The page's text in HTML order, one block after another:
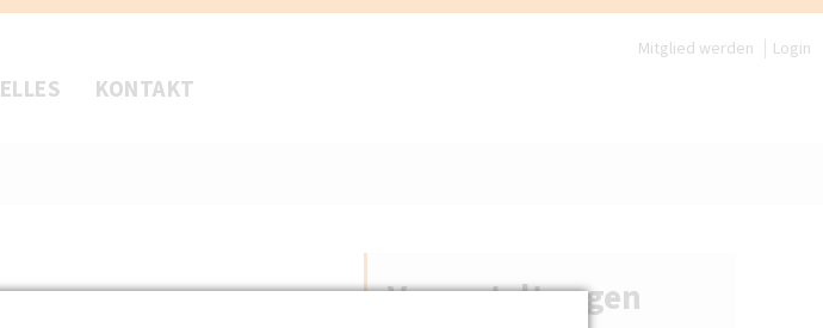
Mitglied werden Login
KONTAKT
Veranstaltungen